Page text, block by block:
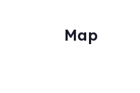
Map